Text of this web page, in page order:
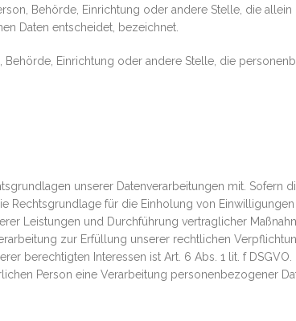
Behörde, Einrichtung oder andere Stelle, die
Daten entscheidet, bezeichnet.
Behörde, Einrichtung oder andere Stelle, die
unserer Datenverarbeitungen mit. Sofern
für die Einholung von Einwilligungen
Leistungen und Durchführung vertraglicher
zur Erfüllung unserer rechtlichen
berechtigten Interessen ist Art. 6 Abs. 1 lit. f
Person eine Verarbeitung personenbezogener